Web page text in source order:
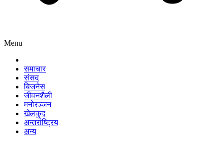
Menu
समाचार
संसद
बिजनेस
जीवनशैली
मनोरञ्जन
खेलकुद
अन्तर्राष्ट्रिय
अन्य